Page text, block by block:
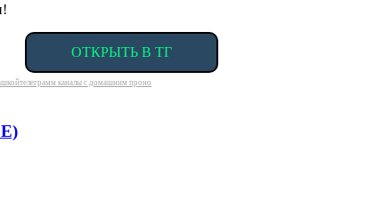
ОТКРЫТЬ В ТГ
телеграмм каналы с домашним проно